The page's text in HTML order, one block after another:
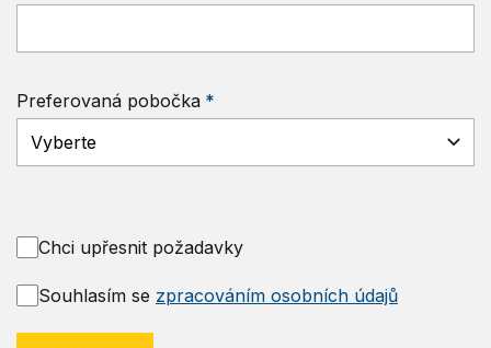
Preferovaná pobočka
Chci upřesnit požadavky
Souhlasím se zpracováním osobních údajů